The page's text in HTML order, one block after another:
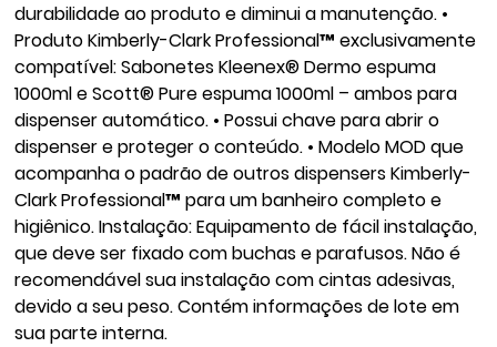
durabilidade ao produto e diminui a manutenção. •
Produto Kimberly-Clark Professional™ exclusivamente
compatível: Sabonetes Kleenex® Dermo espuma
1000ml e Scott® Pure espuma 1000ml – ambos para
dispenser automático. • Possui chave para abrir o
dispenser e proteger o conteúdo. • Modelo MOD que
acompanha o padrão de outros dispensers Kimberly-
Clark Professional™ para um banheiro completo e
higiênico. Instalação: Equipamento de fácil instalação,
que deve ser fixado com buchas e parafusos. Não é
recomendável sua instalação com cintas adesivas,
devido a seu peso. Contém informações de lote em
sua parte interna.